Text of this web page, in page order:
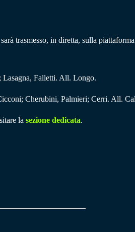
trasmesso, in diretta, sulla
Falletti. All. Longo.
Cherubini, Palmieri; Cerri. All.
la sezione dedicata.